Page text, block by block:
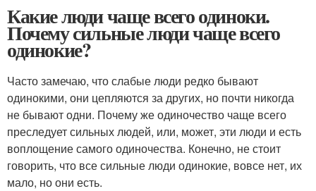
Какие люди чаще всего одиноки.
Почему сильные люди чаще всего
одинокие?
Часто замечаю, что слабые люди редко бывают
одинокими, они цепляются за других, но почти никогда
не бывают одни. Почему же одиночество чаще всего
преследует сильных людей, или, может, эти люди и есть
воплощение самого одиночества. Конечно, не стоит
говорить, что все сильные люди одинокие, вовсе нет, их
мало, но они есть.